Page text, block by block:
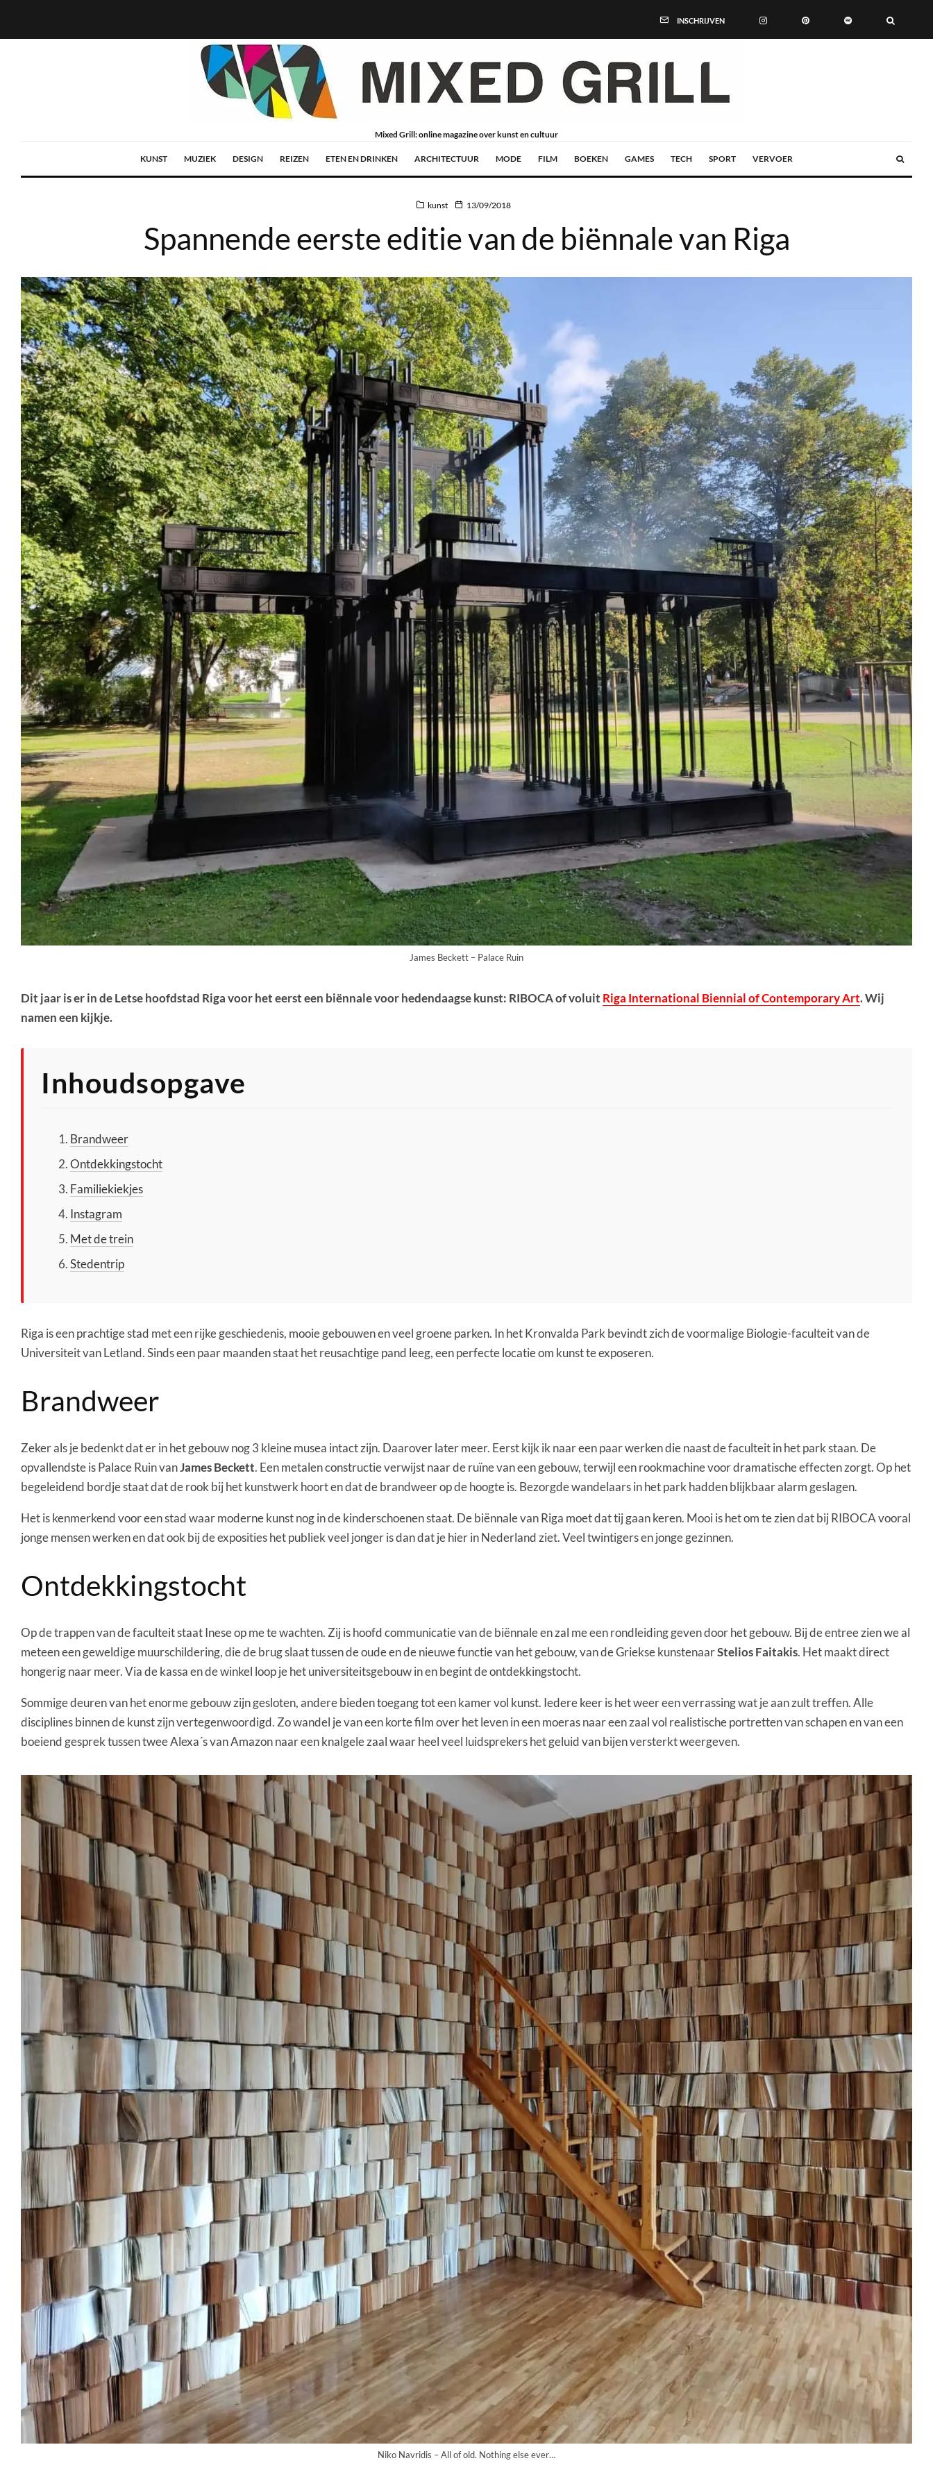
INSCHRIJVEN
Mixed Grill: online magazine over kunst en cultuur
KUNST MUZIEK DESIGN REIZEN ETEN EN DRINKEN ARCHITECTUUR MODE FILM BOEKEN GAMES TECH SPORT VERVOER
kunst 13/09/2018
Spannende eerste editie van de biënnale van Riga
James Beckett – Palace Ruin
Dit jaar is er in de Letse hoofdstad Riga voor het eerst een biënnale voor hedendaagse kunst: RIBOCA of voluit Riga International Biennial of Contemporary Art. Wij
namen een kijkje.
Inhoudsopgave
Brandweer
Ontdekkingstocht
Familiekiekjes
Instagram
Met de trein
Stedentrip
Riga is een prachtige stad met een rijke geschiedenis, mooie gebouwen en veel groene parken. In het Kronvalda Park bevindt zich de voormalige Biologie-faculteit van de
Universiteit van Letland. Sinds een paar maanden staat het reusachtige pand leeg, een perfecte locatie om kunst te exposeren.
Brandweer
Zeker als je bedenkt dat er in het gebouw nog 3 kleine musea intact zijn. Daarover later meer. Eerst kijk ik naar een paar werken die naast de faculteit in het park staan. De
opvallendste is Palace Ruin vanJames Beckett. Een metalen constructie verwijst naar de ruïne van een gebouw, terwijl een rookmachine voor dramatische effecten zorgt. Op het
begeleidend bordje staat dat de rook bij het kunstwerk hoort en dat de brandweer op de hoogte is. Bezorgde wandelaars in het park hadden blijkbaar alarm geslagen.
Het is kenmerkend voor een stad waar moderne kunst nog in de kinderschoenen staat. De biënnale van Riga moet dat tij gaan keren. Mooi is het om te zien dat bij RIBOCA vooral
jonge mensen werken en dat ook bij de exposities het publiek veel jonger is dan dat je hier in Nederland ziet. Veel twintigers en jonge gezinnen.
Ontdekkingstocht
Op de trappen van de faculteit staat Inese op me te wachten. Zij is hoofd communicatie van de biënnale en zal me een rondleiding geven door het gebouw. Bij de entree zien we al
meteen een geweldige muurschildering, die de brug slaat tussen de oude en de nieuwe functie van het gebouw, van de Griekse kunstenaarStelios Faitakis. Het maakt direct
hongerig naar meer. Via de kassa en de winkel loop je het universiteitsgebouw in en begint de ontdekkingstocht.
Sommige deuren van het enorme gebouw zijn gesloten, andere bieden toegang tot een kamer vol kunst. Iedere keer is het weer een verrassing wat je aan zult treffen. Alle
disciplines binnen de kunst zijn vertegenwoordigd. Zo wandel je van een korte film over het leven in een moeras naar een zaal vol realistische portretten van schapen en van een
boeiend gesprek tussen twee Alexa´s van Amazon naar een knalgele zaal waar heel veel luidsprekers het geluid van bijen versterkt weergeven.
Niko Navridis – All of old. Nothing else ever…